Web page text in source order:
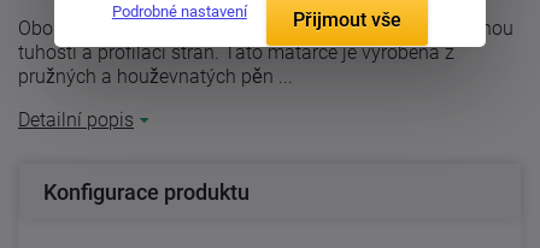
Oboustranná (partnerská) matrace Riviéra plus s rozdílnou
tuhostí a profilací stran. Tato matarce je vyrobena z
pružných a houževnatých pěn ...
Detailní popis
Konfigurace produktu
Podrobné nastavení Přijmout vše